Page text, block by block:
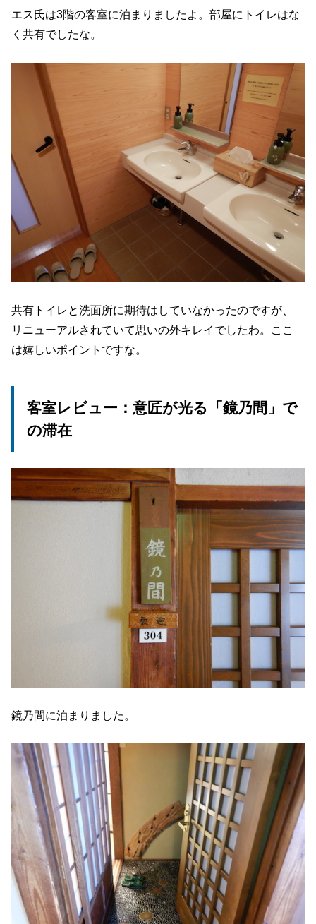
エス氏は3階の客室に泊まりましたよ。部屋にトイレはな
く共有でしたな。
共有トイレと洗面所に期待はしていなかったのですが、
リニューアルされていて思いの外キレイでしたわ。ここ
は嬉しいポイントですな。
客室レビュー：意匠が光る「鏡乃間」で
の滞在
鏡乃間に泊まりました。